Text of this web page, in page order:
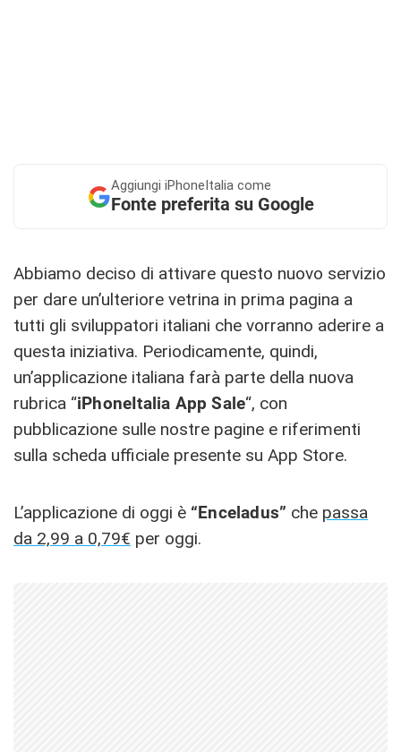
Aggiungi iPhoneItalia come
Fonte preferita su Google
Abbiamo deciso di attivare questo nuovo servizio
per dare un’ulteriore vetrina in prima pagina a
tutti gli sviluppatori italiani che vorranno aderire a
questa iniziativa. Periodicamente, quindi,
un’applicazione italiana farà parte della nuova
rubrica “iPhoneItalia App Sale“, con
pubblicazione sulle nostre pagine e riferimenti
sulla scheda ufficiale presente su App Store.
L’applicazione di oggi è “Enceladus” che passa
da 2,99 a 0,79€ per oggi.